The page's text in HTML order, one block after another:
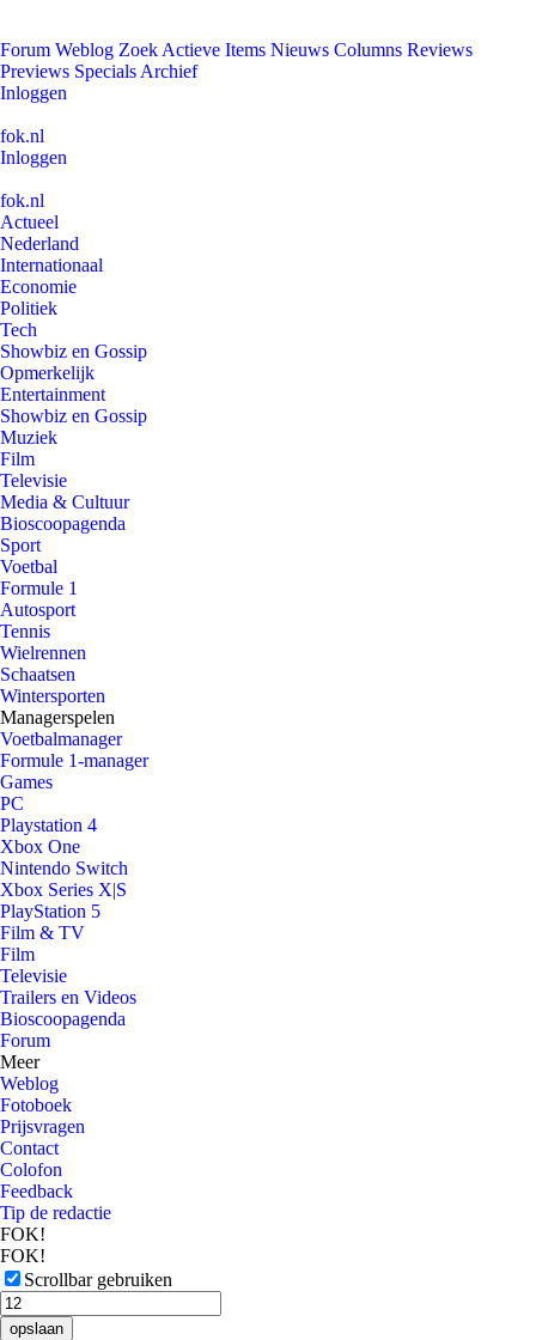
Forum Weblog Zoek Actieve Items Nieuws Columns Reviews
Previews Specials Archief
Inloggen
fok.nl
Inloggen
fok.nl
Actueel
Nederland
Internationaal
Economie
Politiek
Tech
Showbiz en Gossip
Opmerkelijk
Entertainment
Showbiz en Gossip
Muziek
Film
Televisie
Media & Cultuur
Bioscoopagenda
Sport
Voetbal
Formule 1
Autosport
Tennis
Wielrennen
Schaatsen
Wintersporten
Managerspelen
Voetbalmanager
Formule 1-manager
Games
PC
Playstation 4
Xbox One
Nintendo Switch
Xbox Series X|S
PlayStation 5
Film & TV
Film
Televisie
Trailers en Videos
Bioscoopagenda
Forum
Meer
Weblog
Fotoboek
Prijsvragen
Contact
Colofon
Feedback
Tip de redactie
FOK!
FOK!
Scrollbar gebruiken
opslaan